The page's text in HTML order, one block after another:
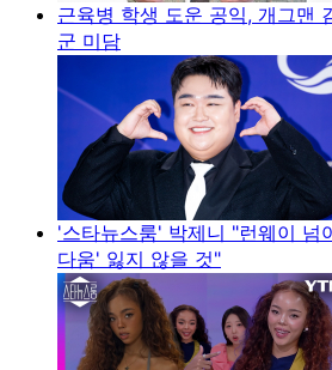
근육병 학생 도운 공익, 개그맨
군 미담
'스타뉴스룸' 박제니 "런웨이 넘
다움' 잃지 않을 것"